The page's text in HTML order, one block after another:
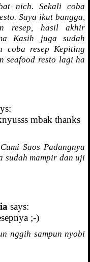
nich. Sekali coba
Saya ikut bangga,
resep, hasil akhir
Kasih juga sudah
coba resep Kepiting
seafood resto lagi ha
mbak thanks
Saos Padangnya
sudah mampir dan uji
says:
;-)
nggih sampun nyobi